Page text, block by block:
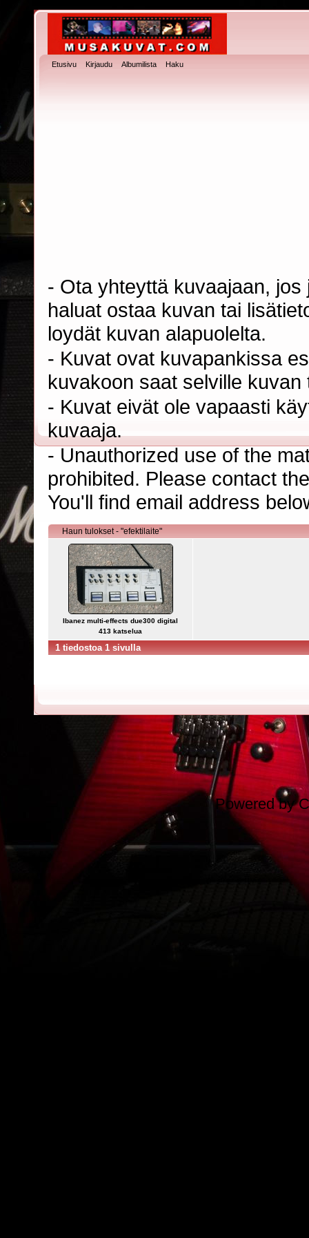
Etusivu Kirjaudu Albumilista Haku
- Ota yhteyttä kuvaajaan,
haluat ostaa kuvan tai
loydät kuvan alapuolelta.
- Kuvat ovat kuvapankissa
kuvakoon saat selville
- Kuvat eivät ole vapaasti
kuvaaja.
- Unauthorized use of the
prohibited. Please contact
You'll find email address
Haun tulokset - "efektilaite"
Ibanez multi-effects due300 digital
413 katselua
1 tiedostoa 1 sivulla
Powered by